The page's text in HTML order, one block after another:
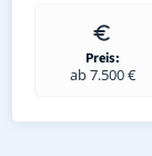
Preis:
ab 7.500 €